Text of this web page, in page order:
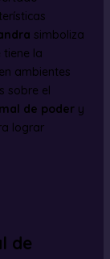
simboliza
la
ambientes
sobre el
de podery
lograr
de